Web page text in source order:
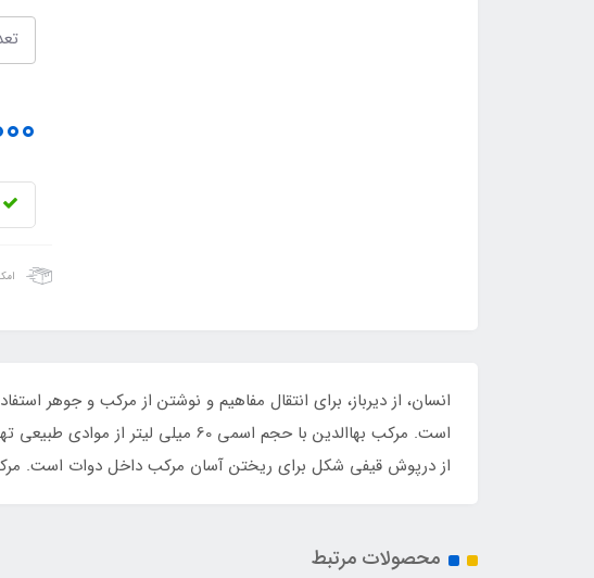
انسان، از دیرباز، برای انتقال مفاهیم و نوشتن از مرکب و جوهر
است. مرکب بهاالدین با حجم اسمی
از درپوش قیفی شکل برای ریختن آسان مرکب داخل دوات است.
محصولات مرتبط